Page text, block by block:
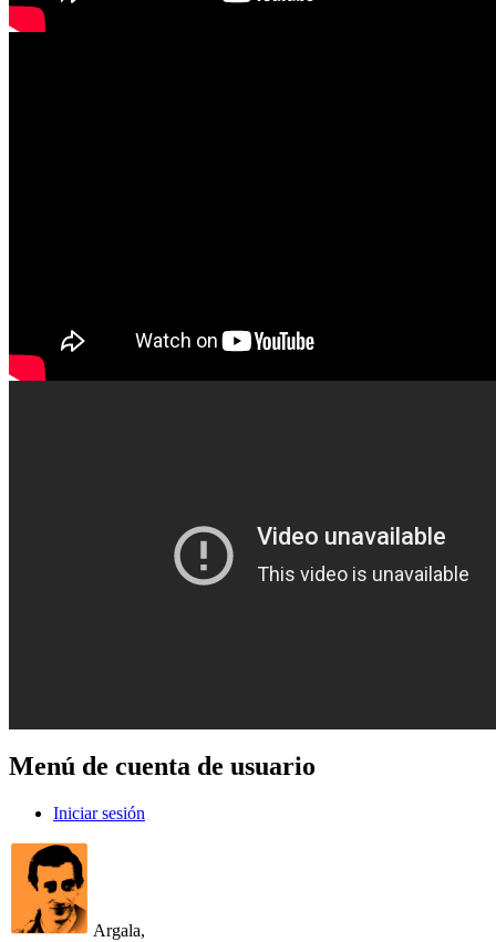
Menú de cuenta de usuario
Iniciar sesión
Argala,